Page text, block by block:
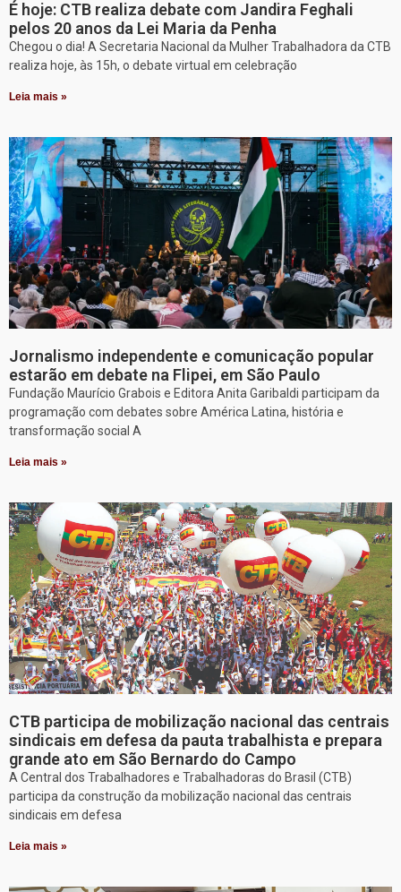
É hoje: CTB realiza debate com Jandira Feghali
pelos 20 anos da Lei Maria da Penha
Chegou o dia! A Secretaria Nacional da Mulher Trabalhadora da CTB
realiza hoje, às 15h, o debate virtual em celebração
Leia mais »
Jornalismo independente e comunicação popular
estarão em debate na Flipei, em São Paulo
Fundação Maurício Grabois e Editora Anita Garibaldi participam da
programação com debates sobre América Latina, história e
transformação social A
Leia mais »
CTB participa de mobilização nacional das centrais
sindicais em defesa da pauta trabalhista e prepara
grande ato em São Bernardo do Campo
A Central dos Trabalhadores e Trabalhadoras do Brasil (CTB)
participa da construção da mobilização nacional das centrais
sindicais em defesa
Leia mais »